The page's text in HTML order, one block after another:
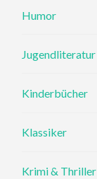
Humor
Jugendliteratur
Kinderbücher
Klassiker
Krimi & Thriller